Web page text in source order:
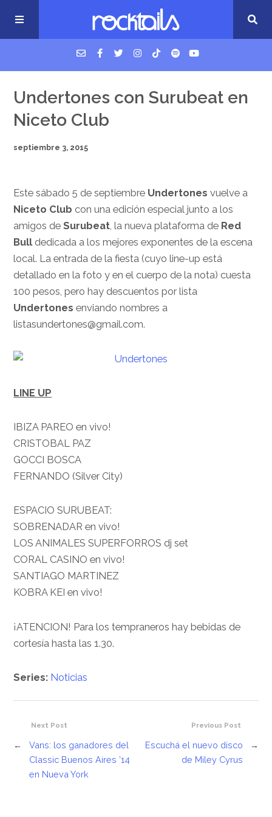
USM Podcast
Cigarrillos en la cama
Undertones con Surubeat en
Niceto Club
septiembre 3, 2015
Este sábado 5 de septiembre Undertones vuelve a
Niceto Club con una edición especial junto a los
amigos deSurubeat, la nueva plataforma de Red
Bulldedicada a los mejores exponentes de la escena
local. La entrada de la fiesta (cuyo line-up está
detallado en la foto y en el cuerpo de la nota) cuesta
100 pesos, pero hay descuentos por lista
Undertones enviando nombres a
listasundertones@gmail.com.
LINE UP
IBIZA PAREO en vivo!
CRISTOBAL PAZ
GOCCI BOSCA
FERNANDO (Silver City)
ESPACIO SURUBEAT:
SOBRENADAR en vivo!
LOS ANIMALES SUPERFORROS dj set
CORAL CASINO en vivo!
SANTIAGO MARTINEZ
KOBRA KEI en vivo!
¡ATENCION! Para los tempraneros hay bebidas de
cortesía hasta las 1.30.
Series: Noticias
Previous Post
Escuchá el nuevo disco
de Miley Cyrus
→
Next Post
←
Vans: los ganadores del
Classic Buenos Aires ’14
en Nueva York